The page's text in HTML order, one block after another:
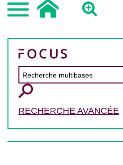
RECHERCHE AVANCÉE